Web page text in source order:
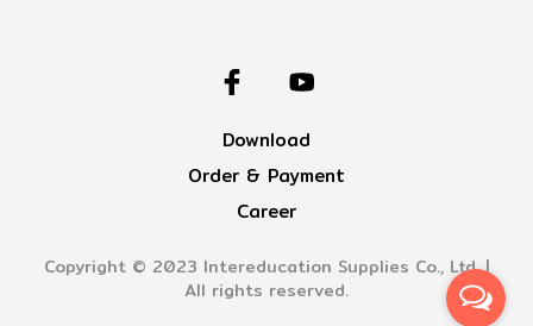
Download
Order & Payment
Career
Copyright © 2023 Intereducation Supplies Co., Ltd. |
All rights reserved.